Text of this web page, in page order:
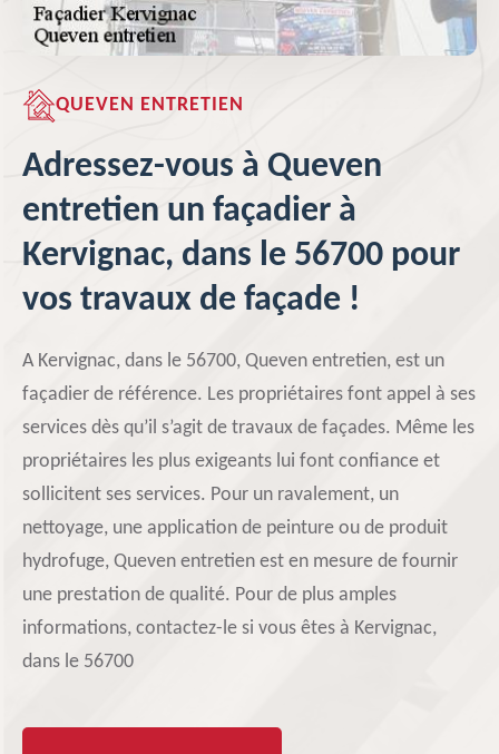
QUEVEN ENTRETIEN
Adressez-vous à Queven
entretien un façadier à
Kervignac, dans le 56700 pour
vos travaux de façade !
A Kervignac, dans le 56700, Queven entretien, est un
façadier de référence. Les propriétaires font appel à ses
services dès qu’il s’agit de travaux de façades. Même les
propriétaires les plus exigeants lui font confiance et
sollicitent ses services. Pour un ravalement, un
nettoyage, une application de peinture ou de produit
hydrofuge, Queven entretien est en mesure de fournir
une prestation de qualité. Pour de plus amples
informations, contactez-le si vous êtes à Kervignac,
dans le 56700